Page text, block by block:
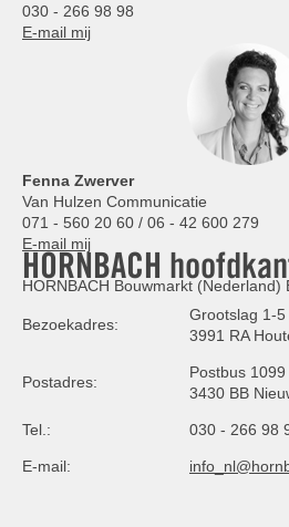
030 - 266 98 98
E-mail mij
Fenna Zwerver
Van Hulzen Communicatie
071 - 560 20 60 / 06 - 42 600 279
E-mail mij
HORNBACH
HORNBACH Bouwmarkt (Nederland)
Bezoekadres:
Grootslag 1-5
3991 RA
Postadres:
Postbus 1099
3430 BB
Tel.: 030 - 266 98
E-mail: